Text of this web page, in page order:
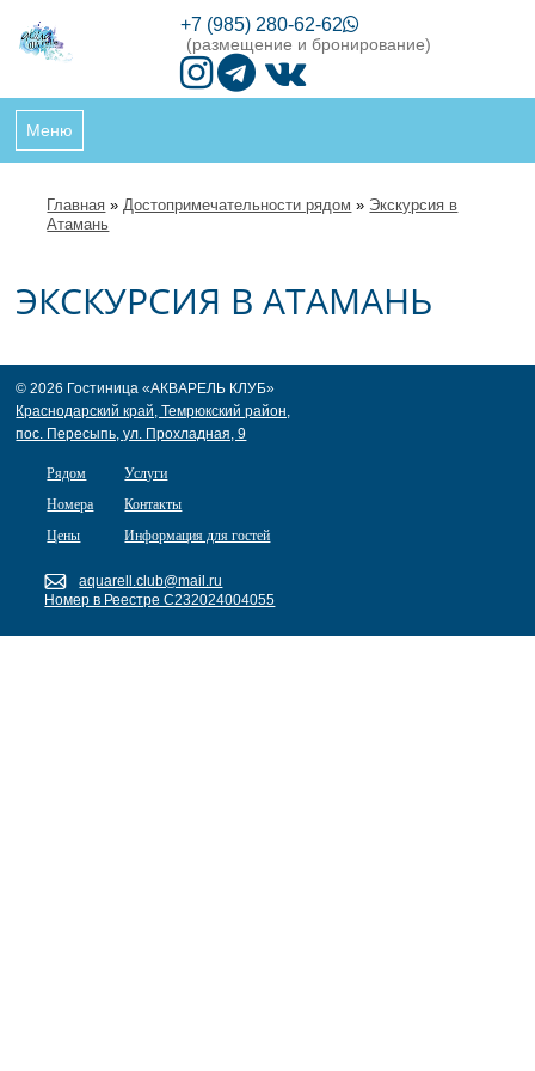
+7 (985) 280-62-62
(размещение и бронирование)
Меню
Главная »Достопримечательности рядом » Экскурсия в
Атамань
ЭКСКУРСИЯ В АТАМАНЬ
© 2026 Гостиница «АКВАРЕЛЬ КЛУБ»
Краснодарский край, Темрюкский район,
пос. Пересыпь, ул. Прохладная, 9
Рядом
Номера
Цены
Услуги
Контакты
Информация для гостей
aquarell.club@mail.ru
Номер в Реестре С232024004055